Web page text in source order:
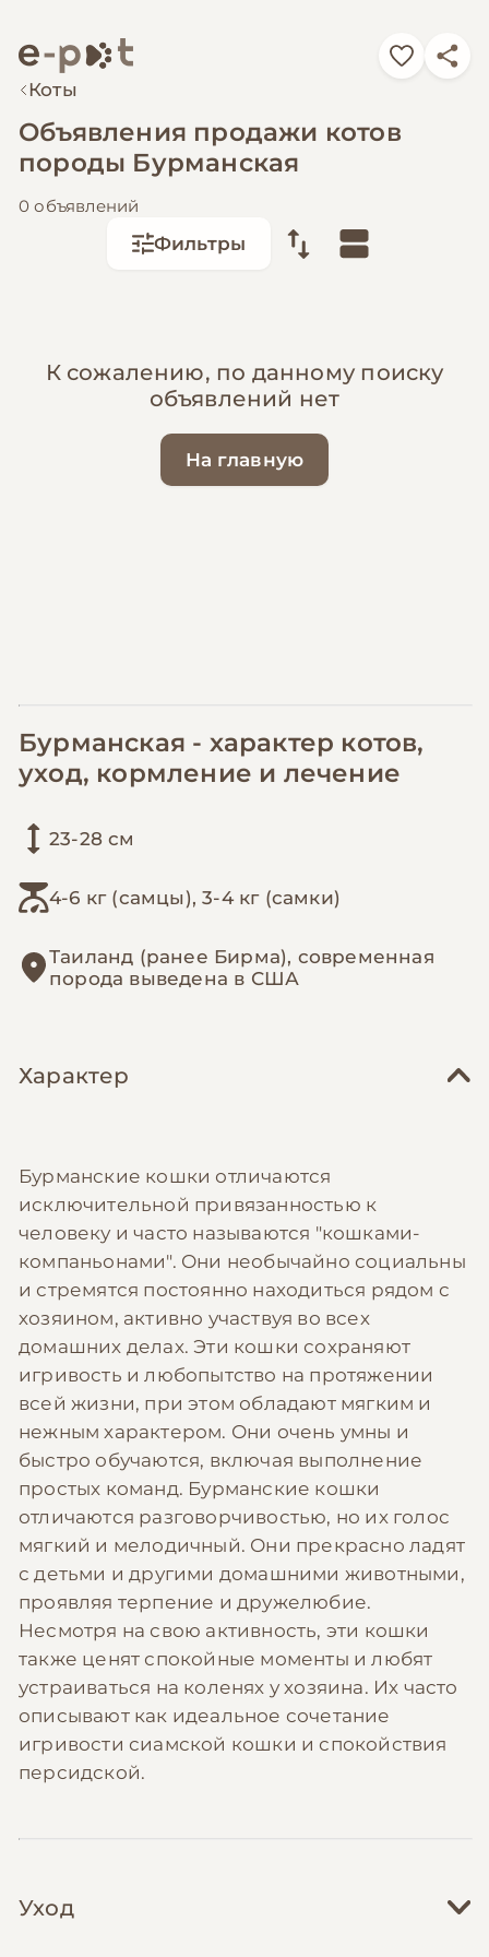
Коты
Объявления продажи котов
породы Бурманская
0 объявлений
Фильтры
К сожалению, по данному поиску
объявлений нет
На главную
Бурманская - характер котов,
уход, кормление и лечение
23-28 см
4-6 кг (самцы), 3-4 кг (самки)
Таиланд (ранее Бирма), современная
порода выведена в США
Характер
Бурманские кошки отличаются
исключительной привязанностью к
человеку и часто называются "кошками-
компаньонами". Они необычайно социальны
и стремятся постоянно находиться рядом с
хозяином, активно участвуя во всех
домашних делах. Эти кошки сохраняют
игривость и любопытство на протяжении
всей жизни, при этом обладают мягким и
нежным характером. Они очень умны и
быстро обучаются, включая выполнение
простых команд. Бурманские кошки
отличаются разговорчивостью, но их голос
мягкий и мелодичный. Они прекрасно ладят
с детьми и другими домашними животными,
проявляя терпение и дружелюбие.
Несмотря на свою активность, эти кошки
также ценят спокойные моменты и любят
устраиваться на коленях у хозяина. Их часто
описывают как идеальное сочетание
игривости сиамской кошки и спокойствия
персидской.
Уход